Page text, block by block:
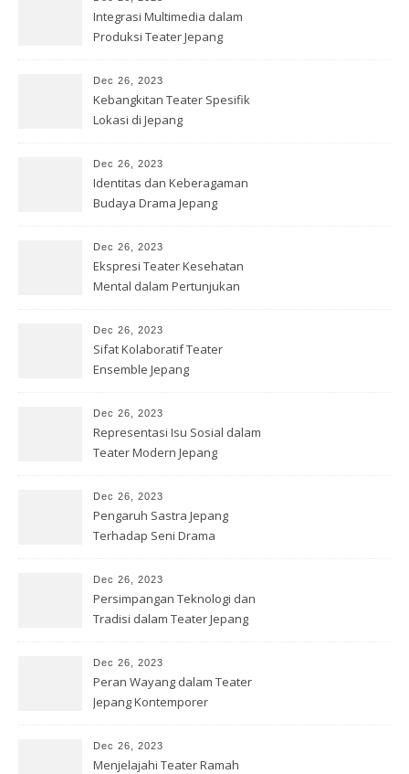
Integrasi Multimedia dalam
Produksi Teater Jepang
Dec 26, 2023
Kebangkitan Teater Spesifik
Lokasi di Jepang
Dec 26, 2023
Identitas dan Keberagaman
Budaya Drama Jepang
Dec 26, 2023
Ekspresi Teater Kesehatan
Mental dalam Pertunjukan
Dec 26, 2023
Sifat Kolaboratif Teater
Ensemble Jepang
Dec 26, 2023
Representasi Isu Sosial dalam
Teater Modern Jepang
Dec 26, 2023
Pengaruh Sastra Jepang
Terhadap Seni Drama
Dec 26, 2023
Persimpangan Teknologi dan
Tradisi dalam Teater Jepang
Dec 26, 2023
Peran Wayang dalam Teater
Jepang Kontemporer
Dec 26, 2023
Menjelajahi Teater Ramah